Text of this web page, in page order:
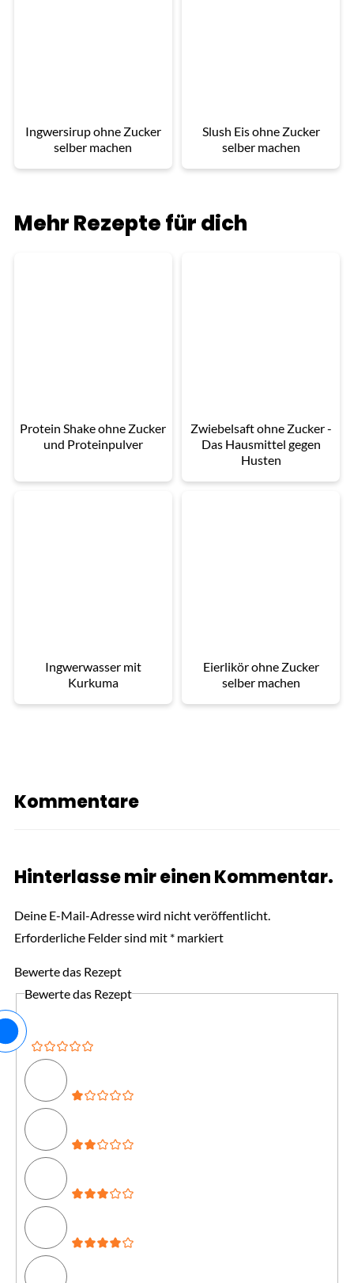
Ingwersirup ohne Zucker
selber machen
Slush Eis ohne Zucker
selber machen
Mehr Rezepte für dich
Protein Shake ohne Zucker
und Proteinpulver
Zwiebelsaft ohne Zucker -
Das Hausmittel gegen
Husten
Ingwerwasser mit
Kurkuma
Eierlikör ohne Zucker
selber machen
Kommentare
Hinterlasse mir einen Kommentar.
Deine E-Mail-Adresse wird nicht veröffentlicht.
Erforderliche Felder sind mit *markiert
Bewerte das Rezept
Bewerte das Rezept